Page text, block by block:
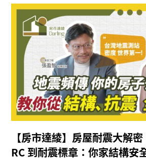
【房市達綾】房屋耐震大解
RC 到耐震標章：你家結構安